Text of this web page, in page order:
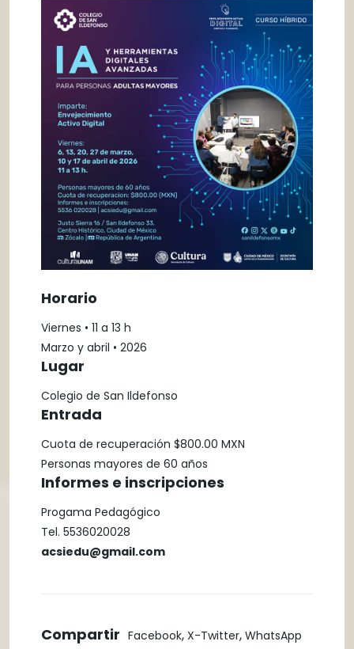
Horario
Viernes • 11 a 13 h
Marzo y abril • 2026
Lugar
Colegio de San Ildefonso
Entrada
Cuota de recuperación $800.00 MXN
Personas mayores de 60 años
Informes e inscripciones
Progama Pedagógico
Tel. 5536020028
acsiedu@gmail.com
Compartir Facebook, X-Twitter, WhatsApp